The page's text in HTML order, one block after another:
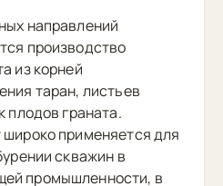
направлений
производство
из корней
таран, листьев
плодов граната.
применяется для
скважин в
промышленности, в